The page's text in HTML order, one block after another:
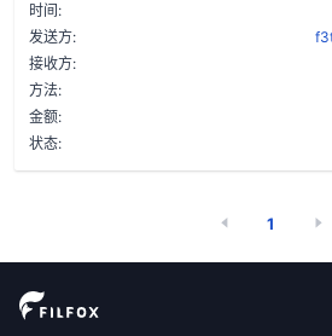
时间:
发送方:
接收方:
方法:
金额:
状态:
1